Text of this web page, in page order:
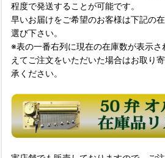
程度で発送することが可能です。
早いお届けをご希望のお客様は下記の
選び下さい。
※表の一番右列に現在の在庫数が表示
えてご注文をいただいた場合はお取り
承ください。